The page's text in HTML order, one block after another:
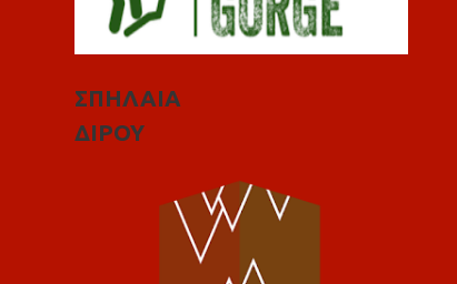
ΣΠΗΛΑΙΑ
ΔΙΡΟΥ